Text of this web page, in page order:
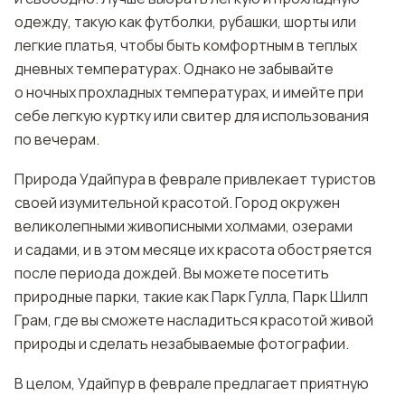
одежду, такую как футболки, рубашки, шорты или
легкие платья, чтобы быть комфортным в теплых
дневных температурах. Однако не забывайте
о ночных прохладных температурах, и имейте при
себе легкую куртку или свитер для использования
по вечерам.
Природа Удайпура в феврале привлекает туристов
своей изумительной красотой. Город окружен
великолепными живописными холмами, озерами
и садами, и в этом месяце их красота обостряется
после периода дождей. Вы можете посетить
природные парки, такие как Парк Гулла, Парк Шилп
Грам, где вы сможете насладиться красотой живой
природы и сделать незабываемые фотографии.
В целом, Удайпур в феврале предлагает приятную